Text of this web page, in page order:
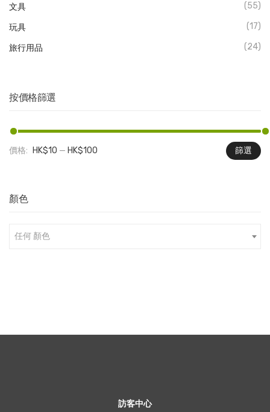
文具 (55)
玩具 (17)
旅行用品 (24)
按價格篩選
篩選
價格: HK$10 — HK$100
顏色
任何 顏色
訪客中心